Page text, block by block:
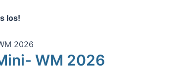
los!
WM 2026